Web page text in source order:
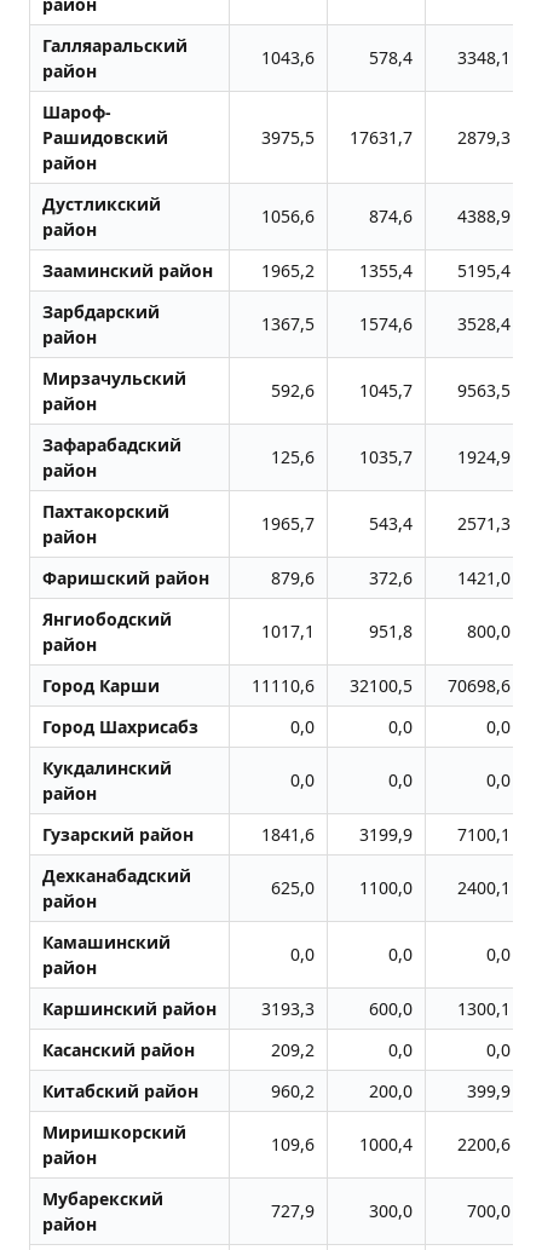
Галляаральский
район
1043,6 578,4 3348,1
Шароф-
Рашидовский
район
3975,5 17631,7 2879,3
Дустликский
район
1056,6 874,6 4388,9
Зааминский район 1965,2 1355,4
5195,4
Зарбдарский
район
1367,5 1574,6 3528,4
Мирзачульский
район
592,6 1045,7 9563,5
Зафарабадский
район
125,6 1035,7 1924,9
Пахтакорский
район
1965,7 543,4 2571,3
Фаришский район 879,6 372,6
1421,0
Янгиободский
район
1017,1 951,8 800,0
Город Карши 11110,6 32100,5 70698,6
Город Шахрисабз
0,0 0,0
0,0
Кукдалинский
район
0,0 0,0 0,0
Гузарский район 1841,6 3199,9
7100,1
Дехканабадский
район
625,0 1100,0 2400,1
Камашинский
район
0,0 0,0 0,0
Каршинский район 3193,3 600,0
1300,1
Касанский район
209,2 0,0
0,0
Китабский район
960,2 200,0
399,9
Миришкорский
район
109,6 1000,4 2200,6
Мубарекский
район
727,9 300,0 700,0